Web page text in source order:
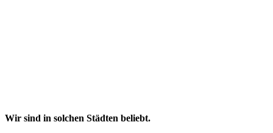
Wir sind in solchen Städten beliebt.